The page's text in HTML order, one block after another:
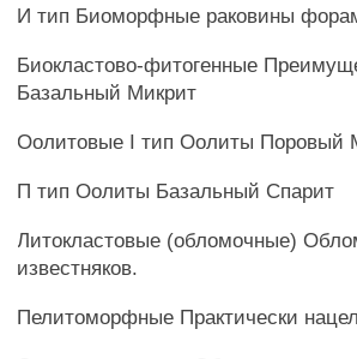
И тип Биоморфные раковины
Биокластово-фитогенные
Базальный Микрит
Оолитовые I тип Оолиты Поровый
П тип Оолиты Базальный Спарит
Литокластовые (обломочные)
известняков.
Пелитоморфные Практически